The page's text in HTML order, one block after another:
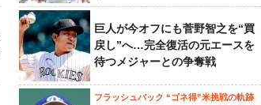
巨人が今オフにも菅野智之を“買
戻し”へ…完全復活の元エースを
待つメジャーとの争奪戦
フラッシュバック “ゴネ得”米挑戦の軌跡